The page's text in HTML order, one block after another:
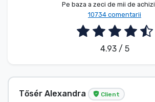
Pe baza a zeci de mii de
10734 comentarii
4.93 / 5
Tősér Alexandra Client